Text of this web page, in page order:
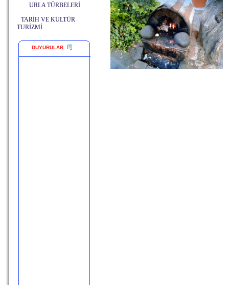
URLA TÜRBELERİ
TARİH VE KÜLTÜR
TURİZMİ
DUYURULAR